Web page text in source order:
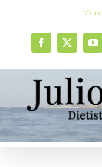
Mi
Facebook
X